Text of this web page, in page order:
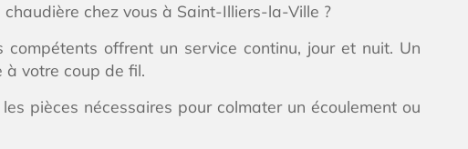
chez vous à Saint-Illiers-la-Ville ?
offrent un service continu, jour et nuit. Un
à votre coup de fil.
pièces nécessaires pour colmater un écoulement ou